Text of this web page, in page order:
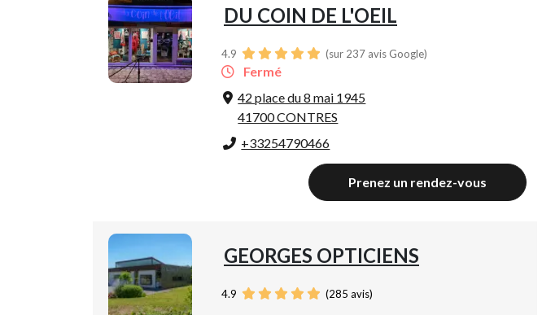
DU COIN DE L'OEIL
4.9 (sur 237 avis Google)
Fermé
42 place du 8 mai 1945
41700 CONTRES
+33254790466
Prenez un rendez-vous
GEORGES OPTICIENS
4.9 (285 avis)